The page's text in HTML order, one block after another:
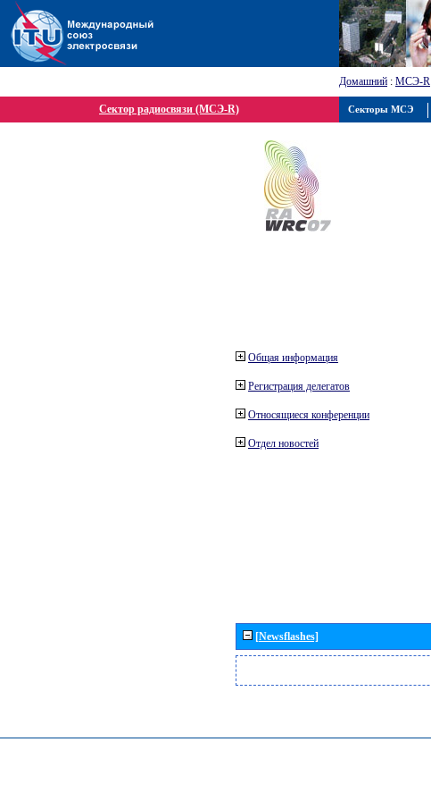
Домашний : МСЭ-R
Сектор радиосвязи (МСЭ-R)
Общая информация
Регистрация делегатов
Относящиеся конференции
Отдел новостей
[Newsflashes]
Секторы МСЭ